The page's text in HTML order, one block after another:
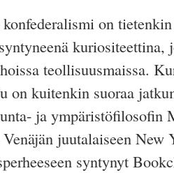
on
kuriositeettina,
teollisuusmaissa.
on kuitenkin suoraa
ja ympäristöfilosofin
juutalaiseen New
syntynyt